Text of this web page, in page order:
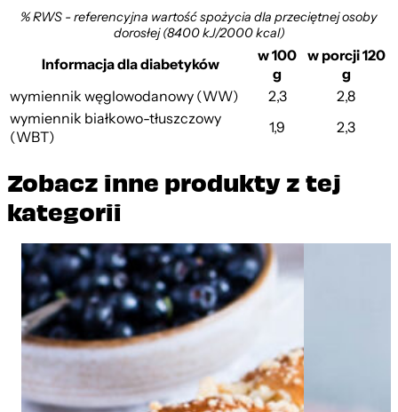
% RWS - referencyjna wartość spożycia dla przeciętnej osoby
dorosłej (8400 kJ/2000 kcal)
Informacja dla diabetyków
w 100
g
w porcji 120
g
wymiennik węglowodanowy (WW)
2,3
2,8
wymiennik białkowo-tłuszczowy
(WBT)
1,9 2,3
Zobacz inne produkty z tej
kategorii